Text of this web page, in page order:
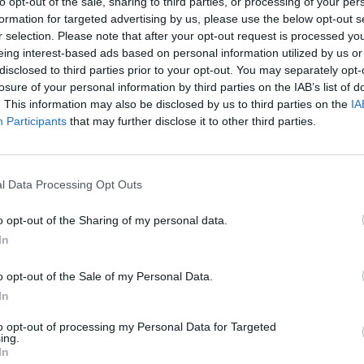
for targeted advertising by us, please use the below opt-out
selection. Please note that after your opt-out request is processed
interest-based ads based on personal information utilized by us
to third parties prior to your opt-out. You may separately
of your personal information by third parties on the IAB’s list of
This information may also be disclosed by us to third parties on the
Participants that may further disclose it to other third parties.
Data Processing Opt Outs
opt-out of the Sharing of my personal data.
opt-out of the Sale of my Personal Data.
opt-out of processing my Personal Data for Targeted
είχε μια έντονη αδιαθεσία και
του Πύργου.
της και κρίθηκε αναγκαία η νοσηλεία
και νοσηλεύτηκε για αρκετές ημέρες και
αφήνοντας την τελευταία της πνοή.
γνώρισαν τη Μαρία ή Μαίρη, όπως
άνθρωποι.
καμάρωνε τα τελευταία χρόνια σαν
όμορφη και φινετσάτη, γυναίκα…
επαγγελματίας. Ένας άνθρωπος έξω
και εμπειρίες.